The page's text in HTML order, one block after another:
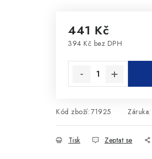
441 Kč
394 Kč bez DPH
Kód zboží: 71925 Záruka:
Tisk Zeptat se